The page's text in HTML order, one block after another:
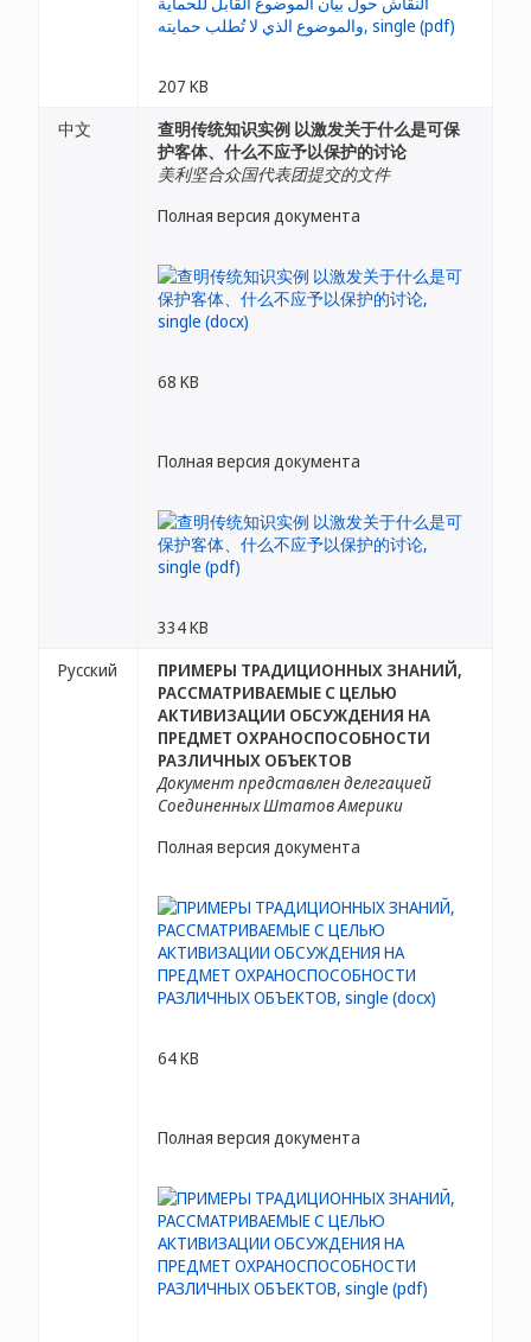
207 KB
中文
查明传统知识实例 以激发关于什么是可保
护客体、什么不应予以保护的讨论
美利坚合众国代表团提交的文件
Полная версия документа
68 KB
Полная версия документа
334 KB
Русский
ПРИМЕРЫ ТРАДИЦИОННЫХ ЗНАНИЙ,
РАССМАТРИВАЕМЫЕ С ЦЕЛЬЮ
АКТИВИЗАЦИИ ОБСУЖДЕНИЯ НА
ПРЕДМЕТ ОХРАНОСПОСОБНОСТИ
РАЗЛИЧНЫХ ОБЪЕКТОВ
Документ представлен делегацией
Соединенных Штатов Америки
Полная версия документа
64 KB
Полная версия документа